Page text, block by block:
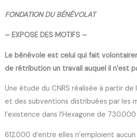
FONDATION DU BÉNÉVOLAT
– EXPOSE DES MOTIFS –
Le bénévole est celui qui fait
de rétribution un travail auquel il n’est
Une étude du CNRS réalisée à partir
et des subventions distribuées par les
l’existence dans l’Hexagone de
612.000 d’entre elles n’emploient